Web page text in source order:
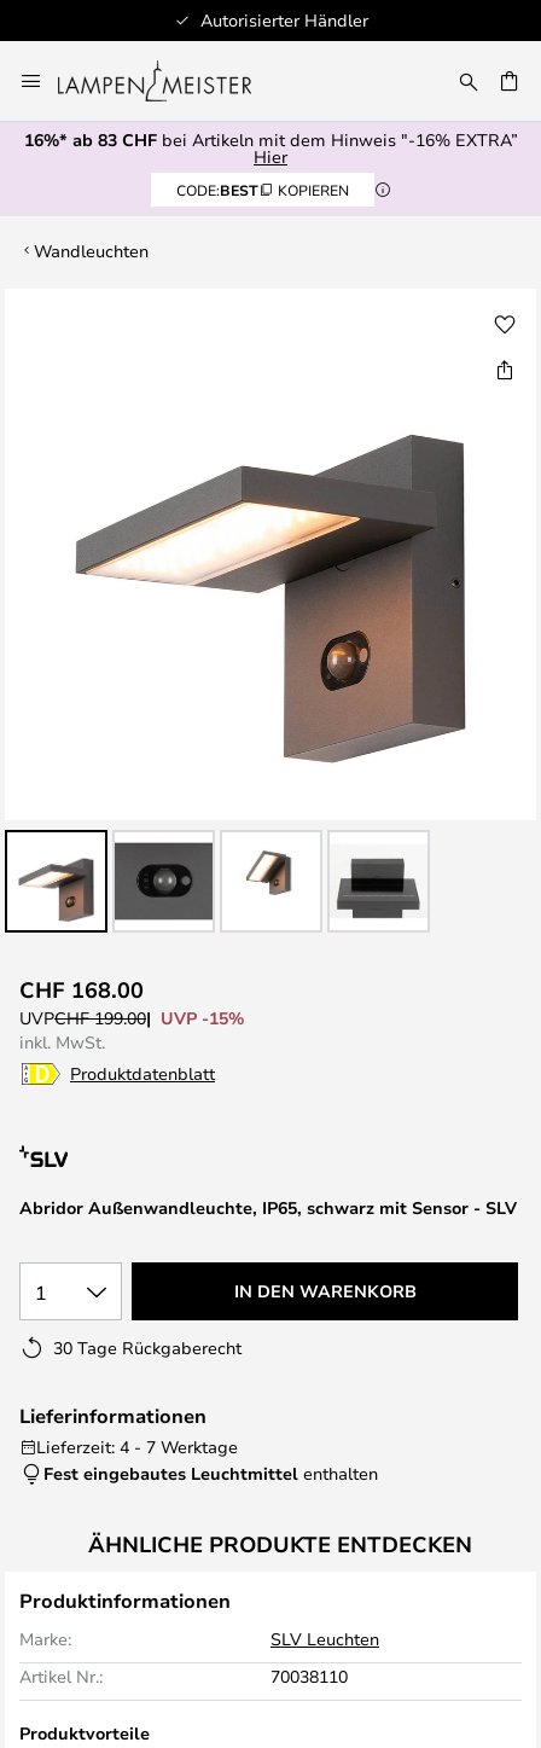
Autorisierter Händler
Inhalt
springen
16%* ab 83 CHFbei Artikeln mit dem Hinweis "-16% EXTRA”
Hier
CODE:BEST KOPIEREN
Wandleuchten
Anfang
der
Bildgalerie
springen
Abridor Außenwandleuchte, IP65, schwarz mit Sensor - SLV
CHF 168.00
UVPCHF 199.00
UVP -15%
inkl. MwSt.
Produktdatenblatt
1 IN DEN WARENKORB
30 Tage Rückgaberecht
Lieferinformationen
Lieferzeit: 4 - 7 Werktage
Fest eingebautes Leuchtmittel enthalten
ÄHNLICHE PRODUKTE ENTDECKEN
Produktinformationen
Marke:
SLV Leuchten
Artikel Nr.:
70038110
Produktvorteile